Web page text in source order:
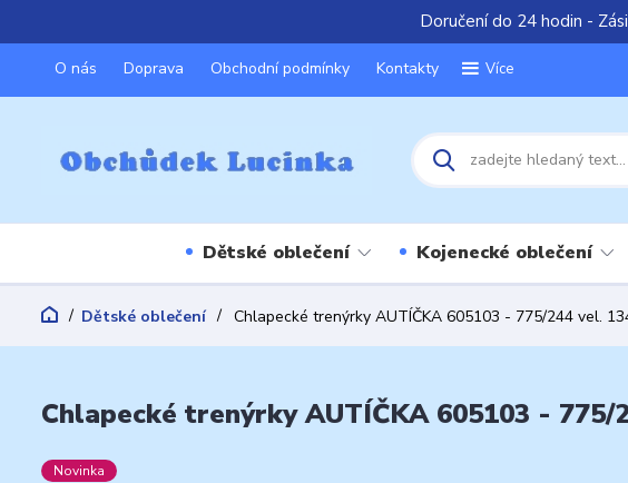
Doručení do 24 hodin -
O nás Doprava Obchodní podmínky Kontakty Více
Dětské oblečení Kojenecké oblečení
Dětské oblečení Chlapecké trenýrky AUTÍČKA 605103 - 775/244 vel.
Chlapecké trenýrky AUTÍČKA 605103 - 775/
Novinka